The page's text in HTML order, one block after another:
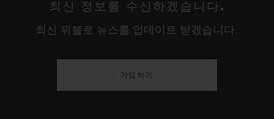
최신 정보를 수신하겠습니다.
최신 위블로 뉴스를 업데이트 받겠습니다.
가입하기